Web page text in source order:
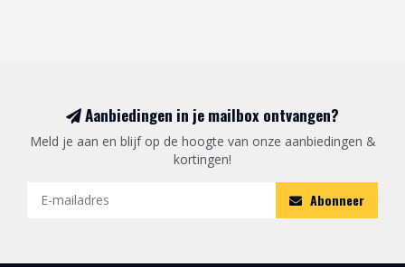
Aanbiedingen in je mailbox ontvangen?
Meld je aan en blijf op de hoogte van onze aanbiedingen &
kortingen!
Abonneer